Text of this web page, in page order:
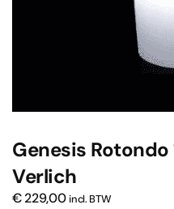
Genesis
Verlich
€229,00 incl. BTW